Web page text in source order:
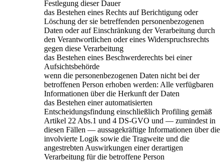
Festlegung dieser Dauer
das Bestehen eines Rechts auf Berichtigung oder
Löschung der sie betreffenden personenbezogenen
Daten oder auf Einschränkung der Verarbeitung durch
den Verantwortlichen oder eines Widerspruchsrechts
gegen diese Verarbeitung
das Bestehen eines Beschwerderechts bei einer
Aufsichtsbehörde
wenn die personenbezogenen Daten nicht bei der
betroffenen Person erhoben werden: Alle verfügbaren
Informationen über die Herkunft der Daten
das Bestehen einer automatisierten
Entscheidungsfindung einschließlich Profiling gemäß
Artikel 22 Abs.1 und 4 DS-GVO und — zumindest in
diesen Fällen — aussagekräftige Informationen über die
involvierte Logik sowie die Tragweite und die
angestrebten Auswirkungen einer derartigen
Verarbeitung für die betroffene Person